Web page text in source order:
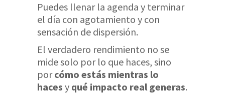
Puedes llenar la agenda y terminar
el día con agotamiento y con
sensación de dispersión.
El verdadero rendimiento no se
mide solo por lo que haces, sino
porcómo estás mientras lo
haces y qué impacto real generas.